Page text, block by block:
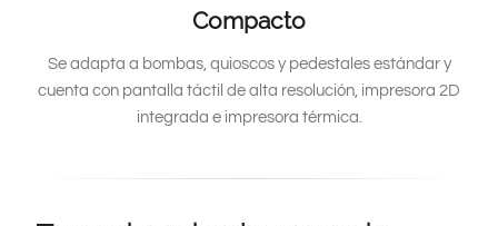
Compacto
Se adapta a bombas, quioscos y pedestales estándar y
cuenta con pantalla táctil de alta resolución, impresora 2D
integrada e impresora térmica.